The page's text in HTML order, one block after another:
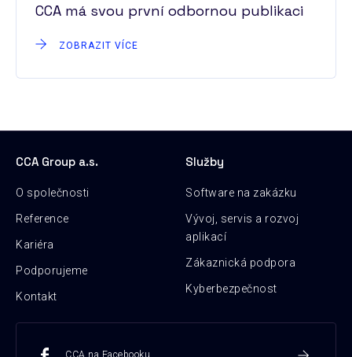
CCA má svou první odbornou publikaci
ZOBRAZIT VÍCE
CCA Group a.s.
O společnosti
Reference
Kariéra
Podporujeme
Kontakt
Služby
Software na zakázku
Vývoj, servis a rozvoj
aplikací
Zákaznická podpora
Kyberbezpečnost
CCA na Facebooku